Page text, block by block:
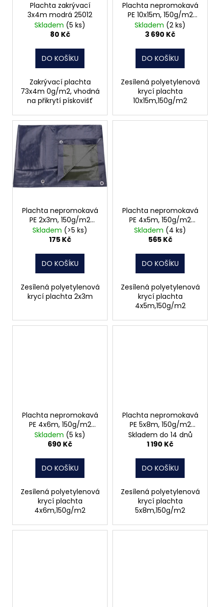
Plachta zakrývací
3x4m modrá 25012
Skladem (5 ks)
80 Kč
DO KOŠÍKU
Zakrývací plachta
73x4m 0g/m2, vhodná
na přikrytí pískovišť
Plachta nepromokavá
PE 10x15m, 150g/m2
14103
Skladem (2 ks)
3 690 Kč
DO KOŠÍKU
Zesílená polyetylenová
krycí plachta
10x15m,150g/m2
Plachta nepromokavá
PE 2x3m, 150g/m2
14102
Skladem (>5 ks)
175 Kč
DO KOŠÍKU
Zesílená polyetylenová
krycí plachta 2x3m
Plachta nepromokavá
PE 4x5m, 150g/m2
14103
Skladem (4 ks)
565 Kč
DO KOŠÍKU
Zesílená polyetylenová
krycí plachta
4x5m,150g/m2
Plachta nepromokavá
PE 4x6m, 150g/m2
14108
Skladem (5 ks)
690 Kč
DO KOŠÍKU
Zesílená polyetylenová
krycí plachta
4x6m,150g/m2
Plachta nepromokavá
PE 5x8m, 150g/m2
14104
Skladem do 14 dnů
1 190 Kč
DO KOŠÍKU
Zesílená polyetylenová
krycí plachta
5x8m,150g/m2